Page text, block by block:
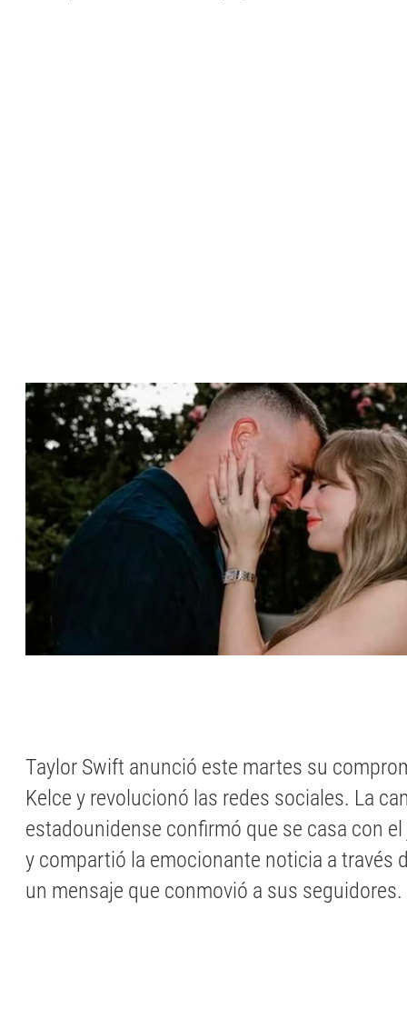
Taylor Swift anunció este martes su
Kelce y revolucionó las redes sociales. La
estadounidense confirmó que se casa con
y compartió la emocionante noticia a través
un mensaje que conmovió a sus seguidores.